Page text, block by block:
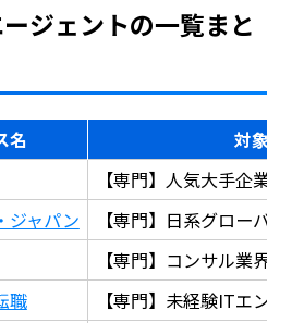
ジェントの一覧まと
名
対象
【専門】人気大手企業
ジャパン
【専門】日系グローバ
【専門】コンサル業界
職
【専門】未経験ITエン